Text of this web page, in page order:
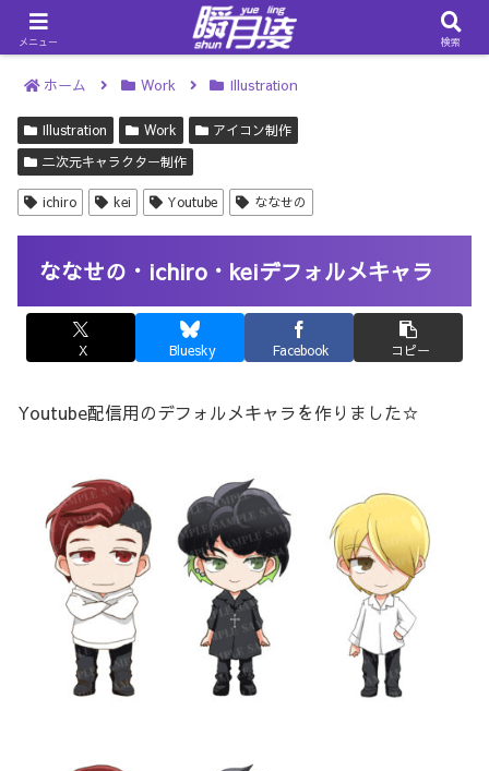
ホーム Work Illustration
Illustration Work
アイコン制作
二次元キャラクター制作
ichiro kei Youtube ななせの
ななせの・ichiro・keiデフォルメキャラ
X Bluesky Facebook コピー
Youtube配信用のデフォルメキャラを作りました☆
メニュー 検索